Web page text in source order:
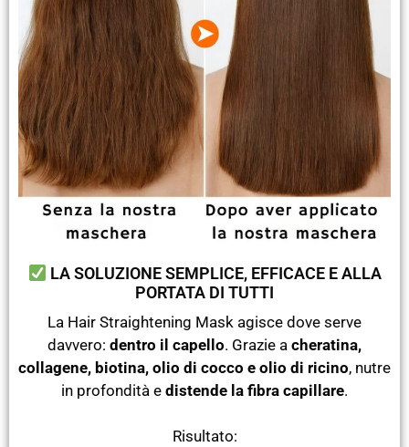
LA SOLUZIONE SEMPLICE, EFFICACE E ALLA
PORTATA DI TUTTI
La Hair Straightening Mask agisce dove serve
davvero: dentro il capello. Grazie a cheratina,
collagene, biotina, olio di cocco e olio di ricino, nutre
in profondità e distende la fibra capillare.
Risultato: